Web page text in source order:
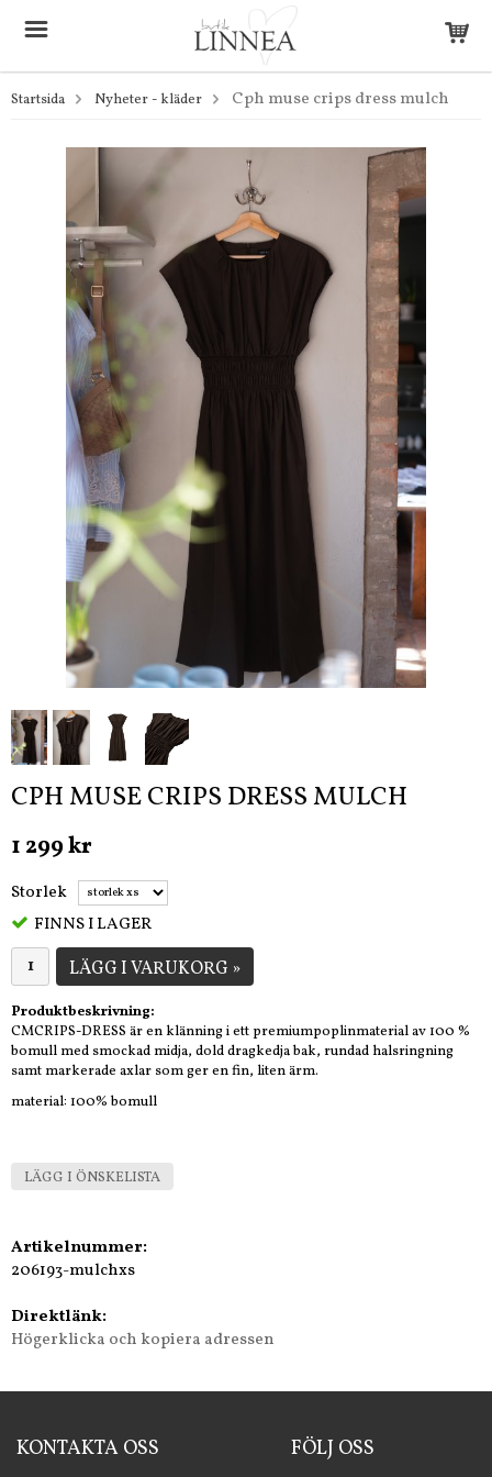
Startsida Nyheter - kläder Cph muse crips dress mulch
CPH MUSE CRIPS DRESS MULCH
1 299 kr
Storlek
FINNS I LAGER
LÄGG I VARUKORG »
Produktbeskrivning:
CMCRIPS-DRESS är en klänning i ett premiumpoplinmaterial av 100 %
bomull med smockad midja, dold dragkedja bak, rundad halsringning
samt markerade axlar som ger en fin, liten ärm.
material: 100% bomull
LÄGG I ÖNSKELISTA
Artikelnummer:
206193-mulchxs
Direktlänk:
Högerklicka och kopiera adressen
KONTAKTA OSS FÖLJ OSS